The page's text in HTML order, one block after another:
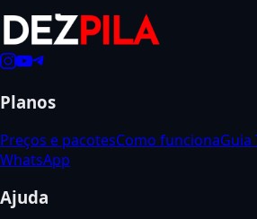
Planos
Preços e pacotesComo funcionaGuia
WhatsApp
Ajuda